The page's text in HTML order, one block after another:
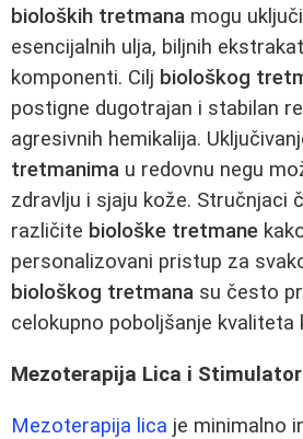
bioloških tretmana mogu
esencijalnih ulja, biljnih
komponenti. Cilj biološkog
postigne dugotrajan i stabilan
agresivnih hemikalija.
tretmanima u redovnu negu
zdravlju i sjaju kože. Stručnjaci
različite biološke tretmane
personalizovani pristup za
biološkog tretmana su često
celokupno poboljšanje kvaliteta
Mezoterapija Lica i
Mezoterapija lica je minimalno